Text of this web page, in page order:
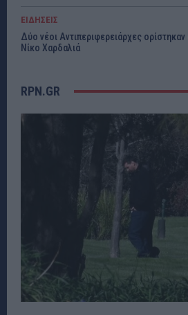
ΕΙΔΗΣΕΙΣ
Δύο νέοι Αντιπεριφερειάρχες
Νίκο Χαρδαλιά
RPN.GR